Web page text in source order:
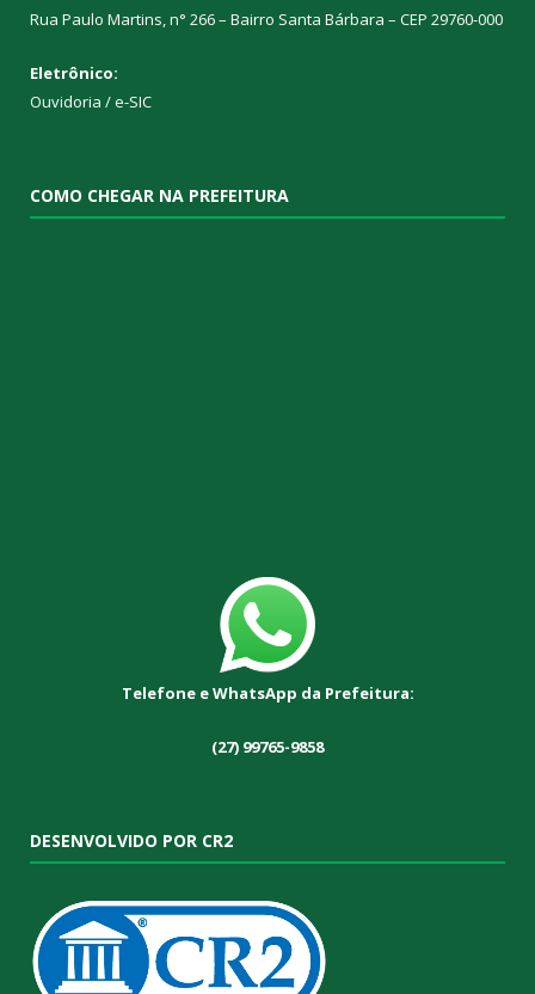
Rua Paulo Martins, n° 266 – Bairro Santa Bárbara – CEP 29760-000
Eletrônico:
Ouvidoria /e-SIC
COMO CHEGAR NA PREFEITURA
Telefone e WhatsApp da Prefeitura:
(27) 99765-9858
DESENVOLVIDO POR CR2